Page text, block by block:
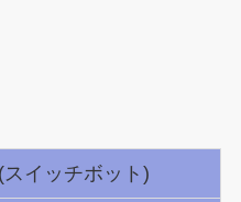
イッチボット)